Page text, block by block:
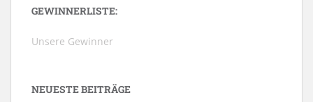
GEWINNERLISTE:
Unsere Gewinner
NEUESTE BEITRÄGE